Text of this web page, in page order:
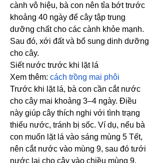
cành vô hiệu, bà con nên tỉa bớt trước
khoảng 40 ngày để cây tập trung
dưỡng chất cho các cành khỏe mạnh.
Sau đó, xới đất và bổ sung dinh dưỡng
cho cây.
Siết nước trước khi lặt lá
Xem thêm: cách trồng mai phôi
Trước khi lặt lá, bà con cần cắt nước
cho cây mai khoảng 3–4 ngày. Điều
này giúp cây thích nghi với tình trạng
thiếu nước, tránh bị sốc. Ví dụ, nếu bà
con muốn lặt lá vào sáng mùng 5 Tết,
nên cắt nước vào mùng 9, sau đó tưới
nước lại cho cây vào chiều mùng 9,